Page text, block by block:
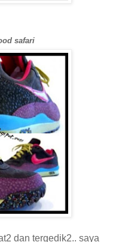
safari
dan tergedik2.. saya